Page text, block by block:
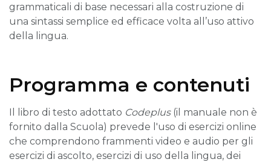
grammaticali di base necessari alla costruzione di
una sintassi semplice ed efficace volta all’uso attivo
della lingua.
Programma e contenuti
Il libro di testo adottato Codeplus (il manuale non è
fornito dalla Scuola) prevede l'uso di esercizi online
che comprendono frammenti video e audio per gli
esercizi di ascolto, esercizi di uso della lingua, dei